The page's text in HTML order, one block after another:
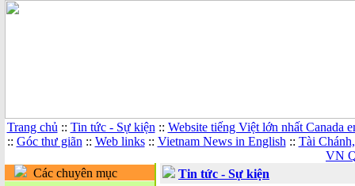
Trang chủ :: Tin tức - Sự kiện :: Website tiếng Việt lớn nhất Canada
:: Góc thư giãn :: Web links:: Vietnam News in English :: Tài
VN
Các chuyên mục
Tin tức - Sự kiện